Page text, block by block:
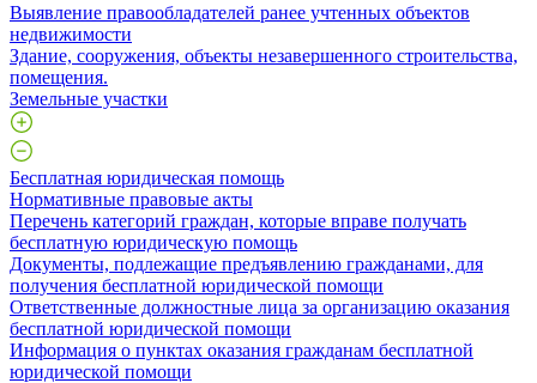
Выявление правообладателей ранее учтенных объектов
недвижимости
​Здание, сооружения, объекты незавершенного строительства,
помещения.
Земельные участки
Бесплатная юридическая помощь
Нормативные правовые акты
Перечень категорий граждан, которые вправе получать
бесплатную юридическую помощь
Документы, подлежащие предъявлению гражданами, для
получения бесплатной юридической помощи
Ответственные должностные лица за организацию оказания
бесплатной юридической помощи
Информация о пунктах оказания гражданам бесплатной
юридической помощи